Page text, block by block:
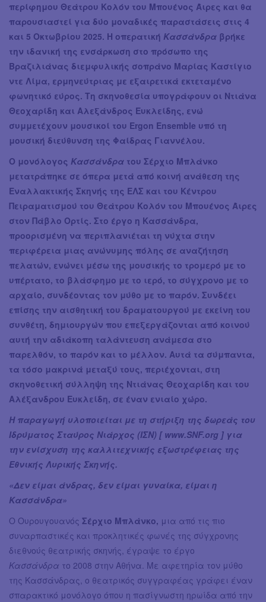
περίφημου Θεάτρου Κολόν του Μπουένος Άιρες και θα
παρουσιαστεί για δύο μοναδικές παραστάσεις στις 4
και 5 Οκτωβρίου 2025. Η οπερατική Κασσάνδρα βρήκε
την ιδανική της ενσάρκωση στο πρόσωπο της
Βραζιλιάνας διεμφυλικής σοπράνο Μαρίας Καστίγιο
ντε Λίμα, ερμηνεύτριας με εξαιρετικά εκτεταμένο
φωνητικό εύρος. Τη σκηνοθεσία υπογράφουν οι Ντιάνα
Θεοχαρίδη και Αλεξάνδρος Ευκλείδης, ενώ
συμμετέχουν μουσικοί του Ergon Ensemble υπό τη
μουσική διεύθυνση της Φαίδρας Γιαννέλου.
Ο μονόλογος Κασσάνδρα του Σέρχιο Μπλάνκο
μετατράπηκε σε όπερα μετά από κοινή ανάθεση της
Εναλλακτικής Σκηνής της ΕΛΣ και του Κέντρου
Πειραματισμού του Θεάτρου Κολόν του Μπουένος Άιρες
στον Πάβλο Ορτίς. Στο έργο η Κασσάνδρα,
προορισμένη να περιπλανιέται τη νύχτα στην
περιφέρεια μιας ανώνυμης πόλης σε αναζήτηση
πελατών, ενώνει μέσω της μουσικής το τρομερό με το
υπέρτατο, το βλάσφημο με το ιερό, το σύγχρονο με το
αρχαίο, συνδέοντας τον μύθο με το παρόν. Συνδέει
επίσης την αισθητική του δραματουργού με εκείνη του
συνθέτη, δημιουργών που επεξεργάζονται από κοινού
αυτή την αδιάκοπη ταλάντευση ανάμεσα στο
παρελθόν, το παρόν και το μέλλον. Αυτά τα σύμπαντα,
τα τόσο μακρινά μεταξύ τους, περιέχονται, στη
σκηνοθετική σύλληψη της Ντιάνας Θεοχαρίδη και του
Αλέξανδρου Ευκλείδη, σε έναν ενιαίο χώρο.
Η παραγωγή υλοποιείται με τη στήριξη της δωρεάς του
Ιδρύματος Σταύρος Νιάρχος (ΙΣΝ) [ www.SNF.org ] για
την ενίσχυση της καλλιτεχνικής εξωστρέφειας της
Εθνικής Λυρικής Σκηνής.
«Δεν είμαι άνδρας, δεν είμαι γυναίκα, είμαι η
Κασσάνδρα»
Ο Ουρουγουανός Σέρχιο Μπλάνκο, μια από τις πιο
συναρπαστικές και προκλητικές φωνές της σύγχρονης
διεθνούς θεατρικής σκηνής, έγραψε το έργο
Κασσάνδρα το 2008 στην Αθήνα. Με αφετηρία τον μύθο
της Κασσάνδρας, ο θεατρικός συγγραφέας γράφει έναν
σπαρακτικό μονόλογο όπου η πασίγνωστη ηρωίδα από την